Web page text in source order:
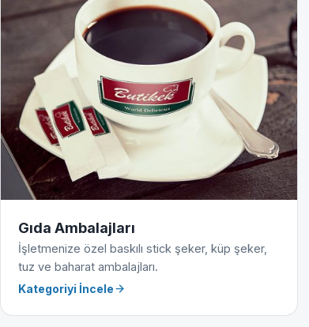
Gıda Ambalajları
İşletmenize özel baskılı stick şeker, küp şeker,
tuz ve baharat ambalajları.
Kategoriyi İncele